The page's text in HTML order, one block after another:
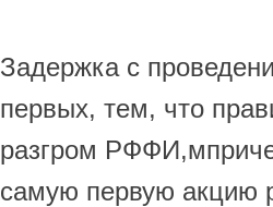
Задержка с
первых, тем, что
разгром
самую первую акцию